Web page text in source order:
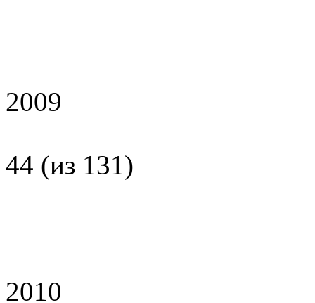
2009
44 (из 131)
2010